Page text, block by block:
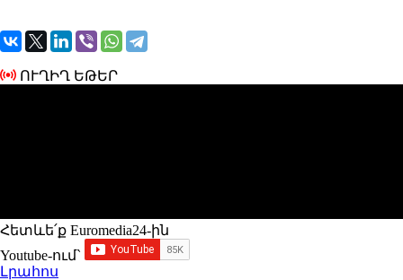
ՈՒՂԻՂ ԵԹԵՐ
Հետևե՛ք Euromedia24-ին
Youtube-ում`
Լրահոս